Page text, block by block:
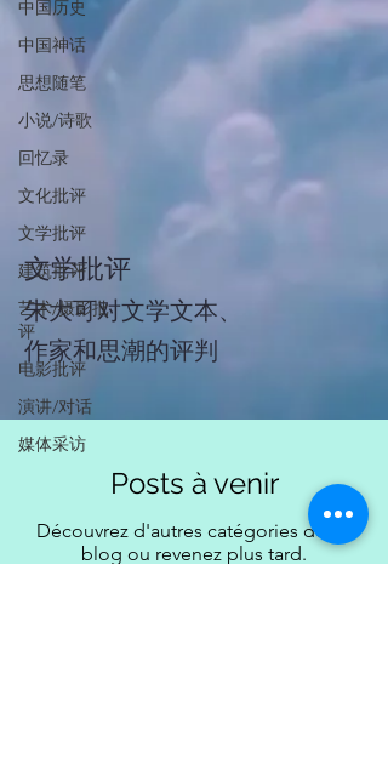
中国历史
中国神话
思想随笔
小说/诗歌
回忆录
文化批评
文学批评
建筑批评
艺术/摄影批
评
电影批评
演讲/对话
媒体采访
文学批评
朱大可对文学文本、
作家和思潮的评判
Posts à venir
Découvrez d'autres catégories de ce
blog ou revenez plus tard.